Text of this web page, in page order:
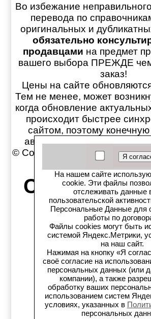
Во избежание
перевода по
оригинальных и
обязательно
продавцами на предмет
вашего выбора ПРЕЖДЕ
заказ!
Цены на сайте
Тем не менее, может
когда обновление
происходит быстрее
сайтом, поэтому
автозапчастей уточняйте
© Copyright магазин
1997-2026
Старс в
Старс
Старс в
Телеграм-
Старс на
Старс в
На нашем сайте
cookie. Эти файлы
отслеживать данные
пользовательской
Персональные Данные для
работы по
Файлы cookies могут быть
системой Яндекс.Метрики,
на наш сайт.
Нажимая на кнопку «Я
своё согласие на
персональных данных (или
компании), а также
обработку ваших
использованием систем
условиях, указанных в
персональных